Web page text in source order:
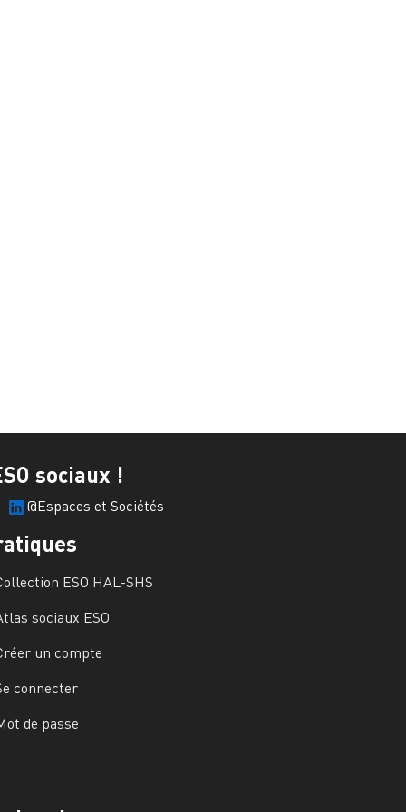
sociaux !
@Espaces et Sociétés
ESO HAL-SHS
sociaux ESO
un compte
connecter
de passe